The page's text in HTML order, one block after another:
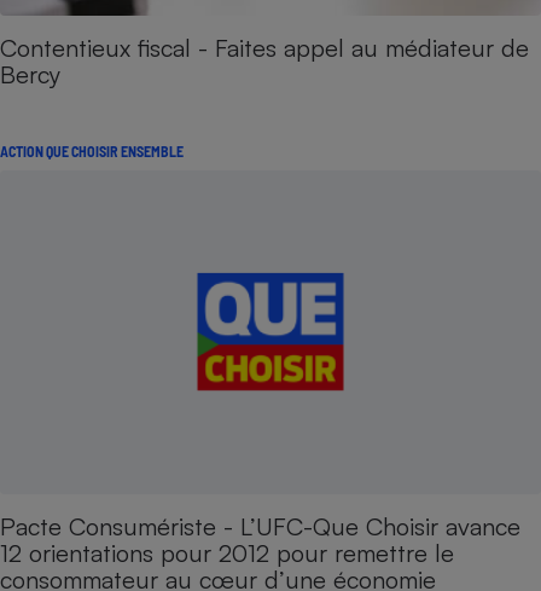
Contentieux fiscal - Faites appel au médiateur de
Bercy
ACTION QUE CHOISIR ENSEMBLE
Pacte Consumériste - L’UFC-Que Choisir avance
12 orientations pour 2012 pour remettre le
consommateur au cœur d’une économie